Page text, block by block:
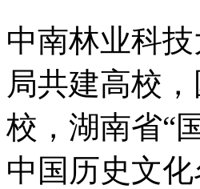
中南林业科
局共建高校
校，湖南省
中国历史文